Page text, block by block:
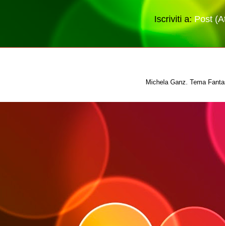
Iscriviti a: Post
Michela Ganz. Tema